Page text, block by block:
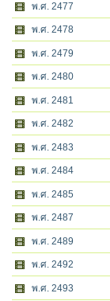
พ.ศ. 2477
พ.ศ. 2478
พ.ศ. 2479
พ.ศ. 2480
พ.ศ. 2481
พ.ศ. 2482
พ.ศ. 2483
พ.ศ. 2484
พ.ศ. 2485
พ.ศ. 2487
พ.ศ. 2489
พ.ศ. 2492
พ.ศ. 2493